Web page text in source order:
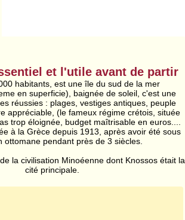
et l'utile avant de partir
habitants, est une île du sud de la mer
en superficie), baignée de soleil, c'est une
réussies : plages, vestiges antiques, peuple
appréciable, (le fameux régime crétois, située
trop éloignée, budget maîtrisable en euros....
à la Grèce depuis 1913, après avoir été sous
ottomane pendant près de 3 siècles.
la civilisation Minoéenne dont Knossos était la
cité principale.